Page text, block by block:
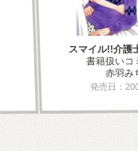
スマイル!!介
書籍扱いコ
赤羽み
発売日：